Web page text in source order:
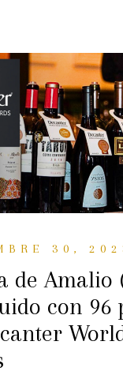
30,
de Amalio
con 96